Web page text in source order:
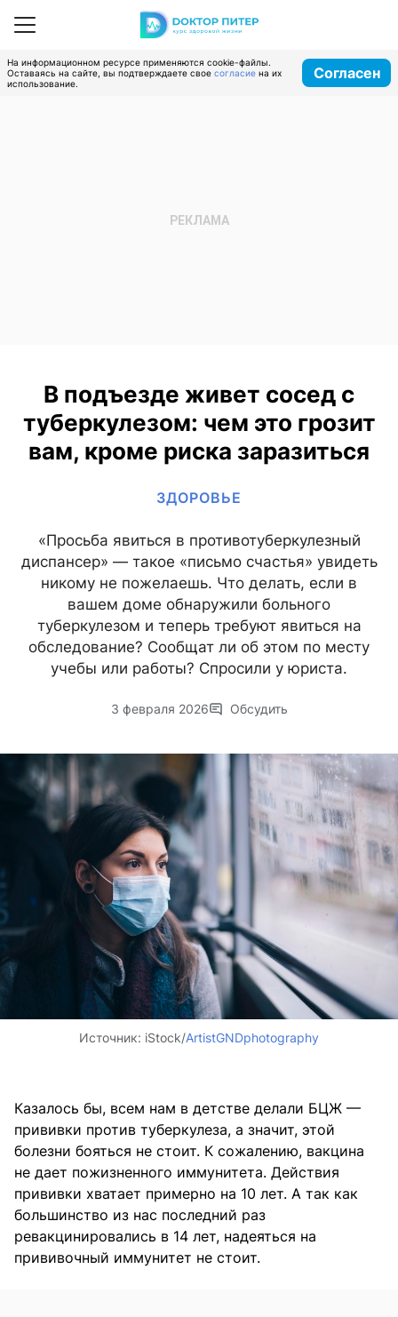
На информационном ресурсе применяются cookie-файлы.
Оставаясь на сайте, вы подтверждаете свое согласие на их
использование.
Согласен
В подъезде живет сосед с
туберкулезом: чем это грозит
вам, кроме риска заразиться
ЗДОРОВЬЕ
«Просьба явиться в противотуберкулезный
диспансер» — такое «письмо счастья» увидеть
никому не пожелаешь. Что делать, если в
вашем доме обнаружили больного
туберкулезом и теперь требуют явиться на
обследование? Сообщат ли об этом по месту
учебы или работы? Спросили у юриста.
3 февраля 2026 Обсудить
Источник: iStock/ArtistGNDphotography
Казалось бы, всем нам в детстве делали БЦЖ —
прививки против туберкулеза, а значит, этой
болезни бояться не стоит. К сожалению, вакцина
не дает пожизненного иммунитета. Действия
прививки хватает примерно на 10 лет. А так как
большинство из нас последний раз
ревакцинировались в 14 лет, надеяться на
прививочный иммунитет не стоит.